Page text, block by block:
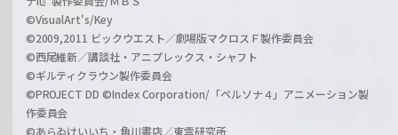
©VisualArt's/Key
©2009,2011 ビックウエスト／劇場版マクロスＦ製作委員会
©西尾維新／講談社・アニプレックス・シャフト
©ギルティクラウン製作委員会
©PROJECT DD ©Index Corporation/「ペルソナ４」アニメーション製
作委員会
©あらゐけいいち・角川書店／東雲研究所